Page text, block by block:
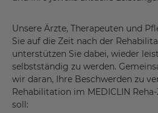
Unsere Ärzte, Therapeuten und
Sie auf die Zeit nach der
unterstützen Sie dabei, wieder
selbstständig zu werden.
wir daran, Ihre Beschwerden zu
Rehabilitation im MEDICLIN
soll: